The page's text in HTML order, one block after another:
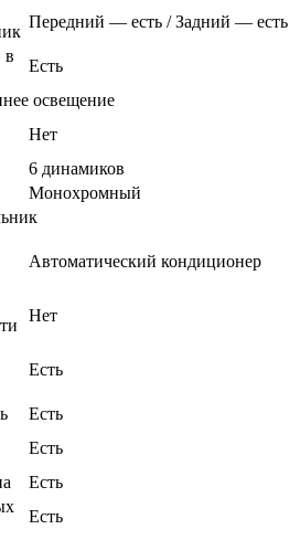
Передний — есть / Задний — есть
в
Есть
освещение
Нет
6 динамиков
Монохромный
Автоматический кондиционер
Нет
Есть
Есть
Есть
Есть
Есть